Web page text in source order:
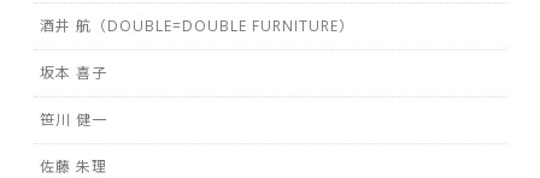
酒井 航（DOUBLE=DOUBLE FURNITURE）
坂本 喜子
笹川 健一
佐藤 朱理